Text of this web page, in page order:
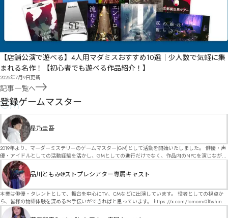
【店舗公演で遊べる】4人用マダミスおすすめ10選｜少人数で気軽に集
まれる名作！【初心者でも遊べる作品紹介！】
2026年7月9日更新
記事一覧へ
GM
登録ゲームマスター
星乃圭吾
2019年より、マーダーミステリーのゲームマスター(GM)として活動を開始いたしました。 俳優・声
優・アイドルとしての活動経験を活かし、GMとしての進行だけでなく、作品内のNPCを演じなが
ら、お客様に物語の世界へ入り込んでいただくような演出・サービスを得意としています。 自分自
身でも作品制作を行っているので、作家さんが作品に込めた想いや意図を大切にしながら、その作
品の魅力をお客様に届けられるような公演を心がけています。 参加してくださる皆様がどんなエン
ディングを迎えるのか、どんな物語が生まれるのかを想像しながら、公演を進めていく時間が本当
に大好きです！ 対応可能作品は、オフライン（対面）作品のみとなります。 得意分野をひとつ挙げ
るなら恋愛もの（恋愛要素を含むシナリオ）ですが、ファンタジー、デスゲーム、青春ものなど、
ジャンルを問わず幅広く対応可能です！お任せください！ 《所属団体・店舗》 ★ Lanbelysma -ラン
品川ともみ@ストプレシアター専属キャスト
本業は俳優・タレントとして、舞台を中心にTV、CMなどに出演しています。 役者としての視点か
ら、皆様の物語体験を深めるお手伝いができればと思っています。 https://x.com/tomomi018shin?
s=11 活動内容はSNSにて投稿しています。 SPT所属。 ストーリープレイングシアター「星詠みの